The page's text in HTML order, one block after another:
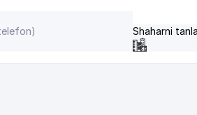
Shaharni